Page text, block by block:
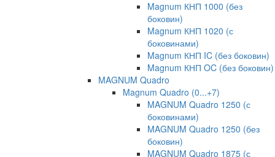
Magnum КНП 1000 (без
боковин)
Magnum КНП 1020 (с
боковинами)
Magnum КНП IC (без боковин)
Magnum КНП OC (без боковин)
MAGNUM Quadro
Magnum Quadro (0...+7)
MAGNUM Quadro 1250 (с
боковинами)
MAGNUM Quadro 1250 (без
боковин)
MAGNUM Quadro 1875 (с